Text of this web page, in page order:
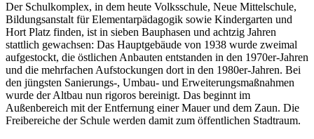
Der Schulkomplex, in dem heute Volksschule, Neue Mittelschule,
Bildungsanstalt für Elementarpädagogik sowie Kindergarten und
Hort Platz finden, ist in sieben Bauphasen und achtzig Jahren
stattlich gewachsen: Das Hauptgebäude von 1938 wurde zweimal
aufgestockt, die östlichen Anbauten entstanden in den 1970er-Jahren
und die mehrfachen Aufstockungen dort in den 1980er-Jahren. Bei
den jüngsten Sanierungs-, Umbau- und Erweiterungsmaßnahmen
wurde der Altbau nun rigoros bereinigt. Das beginnt im
Außenbereich mit der Entfernung einer Mauer und dem Zaun. Die
Freibereiche der Schule werden damit zum öffentlichen Stadtraum.